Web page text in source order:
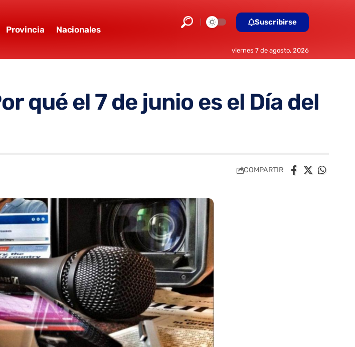
Provincia Nacionales
Suscribirse
viernes 7 de agosto, 2026
qué el 7 de junio es el Día del
COMPARTIR